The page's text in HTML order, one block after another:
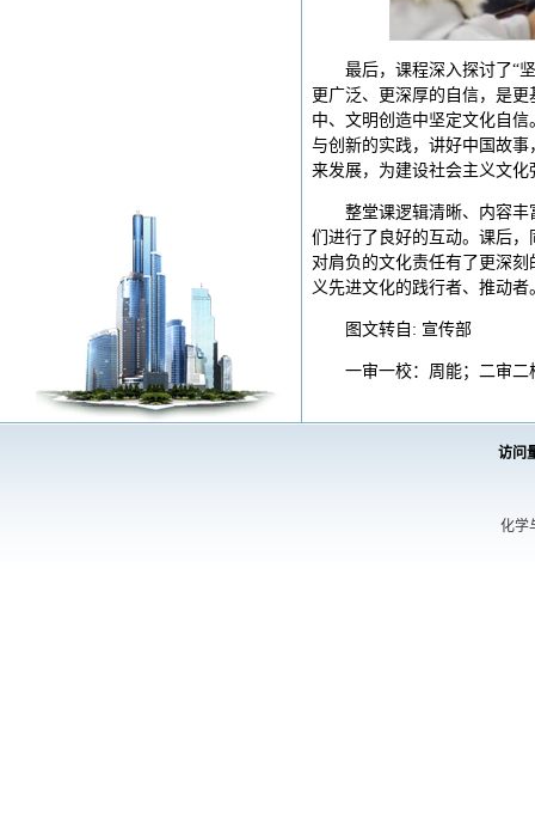
最后，课程深入探讨了“
更广泛、更深厚的自信，是
中、文明创造中坚定文化自
与创新的实践，讲好中国故
来发展，为建设社会主义文
整堂课逻辑清晰、内容
们进行了良好的互动。课后
对肩负的文化责任有了更深
义先进文化的践行者、推动者
图文转自: 宣传部
一审一校：周能；二审
访问
化学